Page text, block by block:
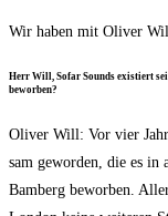
Wir haben mit Oli­ver
Herr Will, Sofar Sounds exis­tiert
beworben?
Oli­ver Will: Vor vier
sam gewor­den, die es in
Bam­berg bewor­ben.